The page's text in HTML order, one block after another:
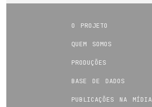
o projeto
quem somos
produções
base de dados
publicações na mídia